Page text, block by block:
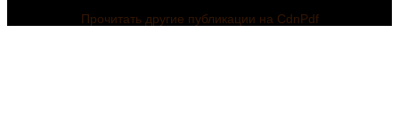
Прочитать другие публикации на CdnPdf